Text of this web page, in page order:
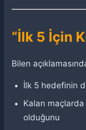
“İlk 5 İçin
Bilen
İlk 5 hedefinin
Kalan maçlarda
olduğunu